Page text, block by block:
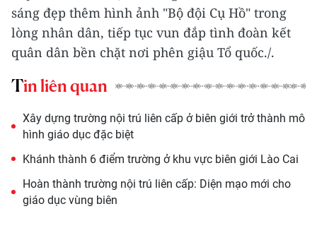
sáng đẹp thêm hình ảnh "Bộ đội Cụ Hồ" trong
lòng nhân dân, tiếp tục vun đắp tình đoàn kết
quân dân bền chặt nơi phên giậu Tổ quốc./.
Tin liên quan
Xây dựng trường nội trú liên cấp ở biên giới trở thành mô
hình giáo dục đặc biệt
Khánh thành 6 điểm trường ở khu vực biên giới Lào Cai
Hoàn thành trường nội trú liên cấp: Diện mạo mới cho
giáo dục vùng biên